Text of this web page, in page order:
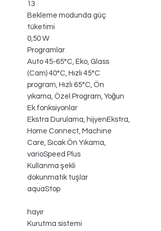
13
Bekleme modunda güç
tüketimi
0,50 W
Programlar
Auto 45-65°C, Eko, Glass
(Cam) 40°C, Hızlı 45°C
program, Hızlı 65°C, Ön
yıkama, Özel Program, Yoğun
Ek fonksiyonlar
Ekstra Durulama, hijyenEkstra,
Home Connect, Machine
Care, Sıcak Ön Yıkama,
varioSpeed Plus
Kullanma şekli
dokunmatik tuşlar
aquaStop
hayır
Kurutma sistemi